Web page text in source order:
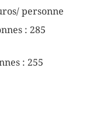
personne
: 285
: 255